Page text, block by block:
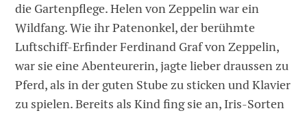
die Gartenpflege. Helen von Zeppelin war ein
Wildfang. Wie ihr Patenonkel, der berühmte
Luftschiff-Erfinder Ferdinand Graf von Zeppelin,
war sie eine Abenteurerin, jagte lieber draussen zu
Pferd, als in der guten Stube zu sticken und Klavier
zu spielen. Bereits als Kind fing sie an, Iris-Sorten